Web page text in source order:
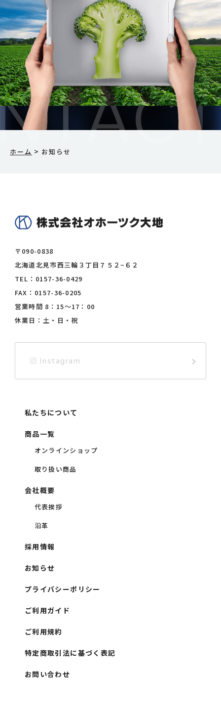
ホーム > お知らせ
〒090-0838
北海道北見市西三輪３丁目７５２−６２
TEL： 0157-36-0429
FAX：0157-36-0205
営業時間 8：15〜17：00
休業日：土・日・祝
Instagram
私たちについて
商品一覧
オンラインショップ
取り扱い商品
会社概要
代表挨拶
沿革
採用情報
お知らせ
プライバシーポリシー
ご利用ガイド
ご利用規約
特定商取引法に基づく表記
お問い合わせ